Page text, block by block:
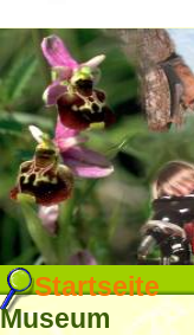
Direkt
zum
Inhalt
|
Direkt
zur
Sektionen
Startseite
Museum
Interna